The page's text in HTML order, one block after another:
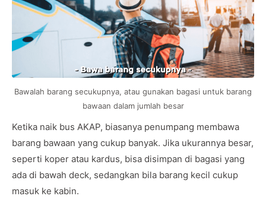
Bawalah barang secukupnya, atau gunakan bagasi untuk barang
bawaan dalam jumlah besar
Ketika naik bus AKAP, biasanya penumpang membawa
barang bawaan yang cukup banyak. Jika ukurannya besar,
seperti koper atau kardus, bisa disimpan di bagasi yang
ada di bawah deck, sedangkan bila barang kecil cukup
masuk ke kabin.